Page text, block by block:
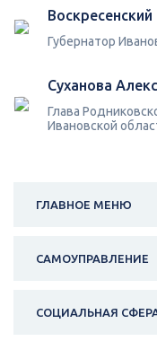
Губернатор
Суханова
Глава
Ивановской
ГЛАВНОЕ МЕНЮ
САМОУПРАВЛЕНИЕ
СОЦИАЛЬНАЯ